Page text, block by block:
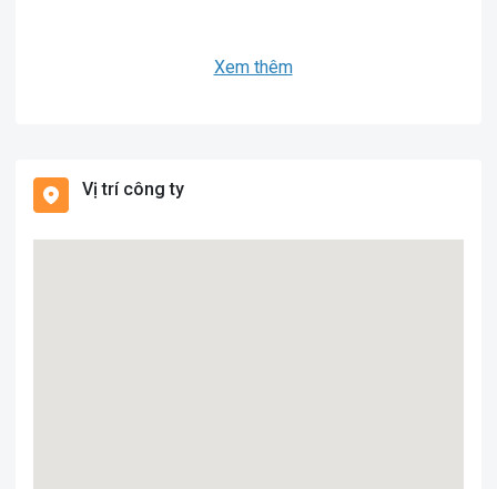
Xem thêm
Vị trí công ty